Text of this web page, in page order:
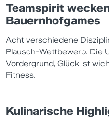
Teamspirit
Bauernhofgames
Acht verschiedene
Plausch-Wettbewerb. Die
Vordergrund, Glück ist
Fitness.
Kulinarische